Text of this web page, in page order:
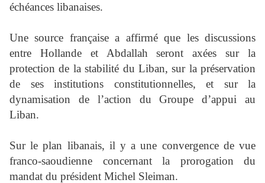
échéances libanaises.
Une source française a affirmé que les discussions
entre Hollande et Abdallah seront axées sur la
protection de la stabilité du Liban, sur la préservation
de ses institutions constitutionnelles, et sur la
dynamisation de l’action du Groupe d’appui au
Liban.
Sur le plan libanais, il y a une convergence de vue
franco-saoudienne concernant la prorogation du
mandat du président Michel Sleiman.